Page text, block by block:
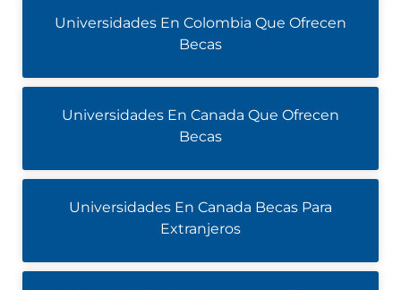
Universidades En Colombia Que Ofrecen
Becas
Universidades En Canada Que Ofrecen
Becas
Universidades En Canada Becas Para
Extranjeros